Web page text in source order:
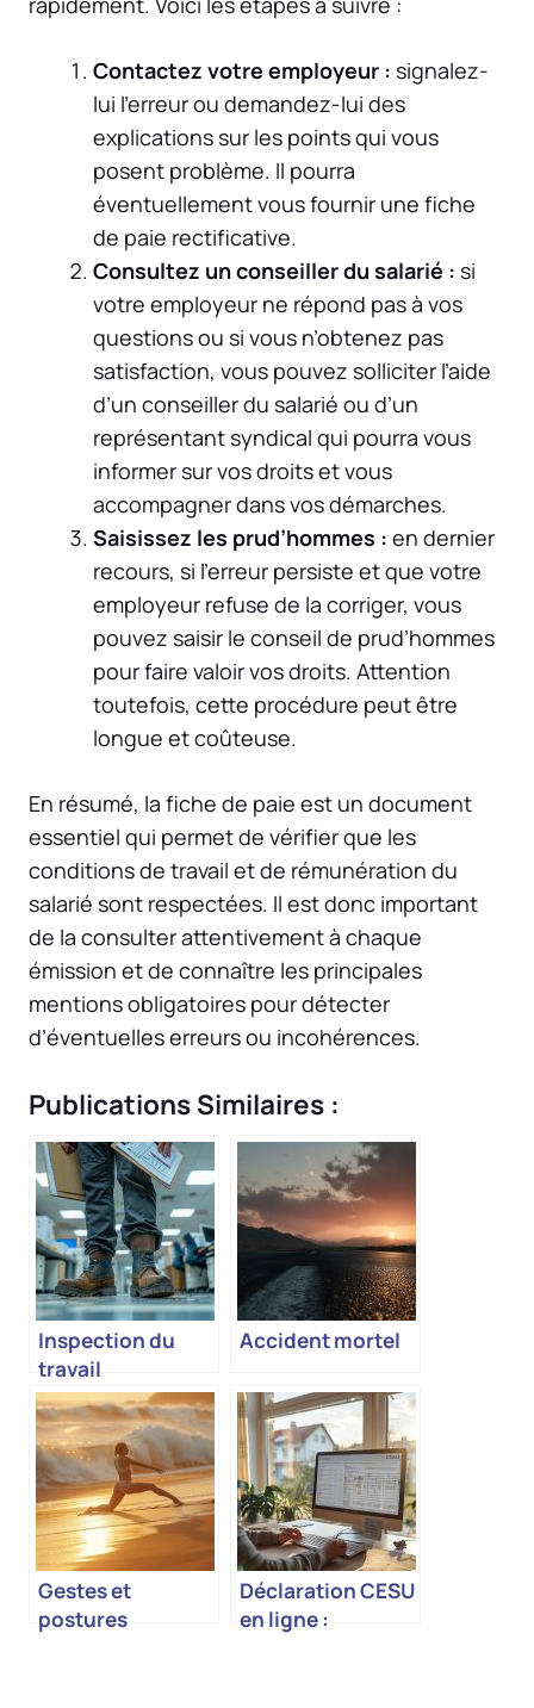
Contactez votre employeur : signalez-
lui l’erreur ou demandez-lui des
explications sur les points qui vous
posent problème. Il pourra
éventuellement vous fournir une fiche
de paie rectificative.
Consultez un conseiller du salarié : si
votre employeur ne répond pas à vos
questions ou si vous n’obtenez pas
satisfaction, vous pouvez solliciter l’aide
d’un conseiller du salarié ou d’un
représentant syndical qui pourra vous
informer sur vos droits et vous
accompagner dans vos démarches.
Saisissez les prud’hommes : en dernier
recours, si l’erreur persiste et que votre
employeur refuse de la corriger, vous
pouvez saisir le conseil de prud’hommes
pour faire valoir vos droits. Attention
toutefois, cette procédure peut être
longue et coûteuse.
En résumé, la fiche de paie est un document
essentiel qui permet de vérifier que les
conditions de travail et de rémunération du
salarié sont respectées. Il est donc important
de la consulter attentivement à chaque
émission et de connaître les principales
mentions obligatoires pour détecter
d’éventuelles erreurs ou incohérences.
Publications Similaires :
Inspection du
travail
Accident mortel
Gestes et
postures
Déclaration CESU
en ligne :